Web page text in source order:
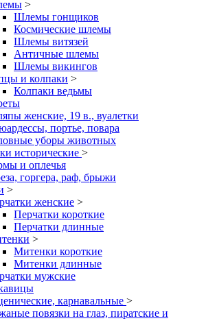
>
Шлемы гонщиков
Космические шлемы
Шлемы витязей
Античные шлемы
Шлемы викингов
и колпаки >
Колпаки ведьмы
женские, 19 в., вуалетки
портье, повара
уборы животных
исторические >
и оплечья
горгера, раф, брыжи
>
женские >
Перчатки короткие
Перчатки длинные
>
Митенки короткие
Митенки длинные
мужские
карнавальные >
повязки на глаз, пиратские и